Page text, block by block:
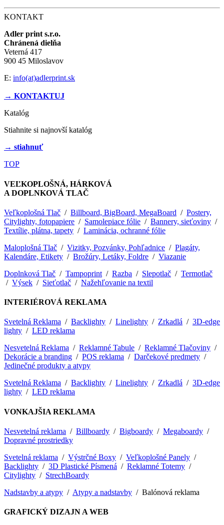
KONTAKT
Adler print s.r.o.
Chránená dielňa
Veterná 417
900 45 Miloslavov
E: info(at)adlerprint.sk
→ KONTAKTUJ
Katalóg
Stiahnite si najnovší katalóg
→ stiahnuť
TOP
VEĽKOPLOŠNÁ, HÁRKOVÁ
A DOPLNKOVÁ TLAČ
Veľkoplošná Tlač / Billboard, BigBoard, MegaBoard / Postery,
Citylighty, fotopapiere / Samolepiace fólie / Bannery, sieťoviny /
Textílie, plátna, tapety / Laminácia, ochranné fólie
Maloplošná Tlač / Vizitky, Pozvánky, Pohľadnice / Plagáty,
Kalendáre, Etikety / Brožúry, Letáky, Foldre / Viazanie
Doplnková Tlač / Tampoprint / Razba / Slepotlač / Termotlač
/ Výsek / Sieťotlač / Nažehľovanie na textil
INTERIÉROVÁ REKLAMA
Svetelná Reklama / Backlighty / Linelighty / Zrkadlá / 3D-edge
lighty / LED reklama
Nesvetelná Reklama / Reklamné Tabule / Reklamné Tlačoviny /
Dekorácie a branding / POS reklama / Darčekové predmety /
Jedinečné produkty a atypy
Svetelná Reklama / Backlighty / Linelighty / Zrkadlá / 3D-edge
lighty / LED reklama
VONKAJŠIA REKLAMA
Nesvetelná reklama / Billboardy / Bigboardy / Megaboardy /
Dopravné prostriedky
Svetelná reklama / Výstrčné Boxy / Veľkoplošné Panely /
Backlighty / 3D Plastické Písmená / Reklamné Totemy /
Citylighty / StrechBoardy
Nadstavby a atypy / Atypy a nadstavby / Balónová reklama
GRAFICKÝ DIZAJN A WEB